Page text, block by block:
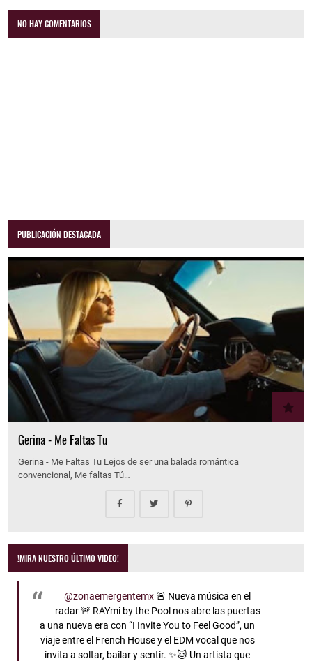
NO HAY COMENTARIOS
PUBLICACIÓN DESTACADA
Gerina - Me Faltas Tu
Gerina - Me Faltas Tu Lejos de ser una balada romántica
convencional, Me faltas Tú…
!MIRA NUESTRO ÚLTIMO VIDEO!
@zonaemergentemx🚨 Nueva música en el
radar 🚨 RAYmi by the Pool nos abre las puertas
a una nueva era con “I Invite You to Feel Good”, un
viaje entre el French House y el EDM vocal que nos
invita a soltar, bailar y sentir. ✨🐱 Un artista que